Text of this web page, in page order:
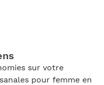
sur votre
pour femme en